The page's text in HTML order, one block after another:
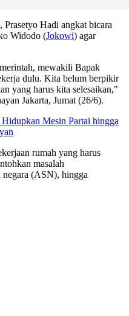
Hadi angkat bicara
Widodo (Jokowi) agar
mewakili Bapak
dulu. Kita belum berpikir
yang harus kita selesaikan,"
Jakarta, Jumat (26/6).
Mesin Partai hingga
rumah yang harus
masalah
negara (ASN), hingga